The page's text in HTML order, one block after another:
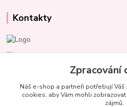
Kontakty
Marcela Kupková
+420 731 153 484
info@unezbednychklubicek.cz
Zpracování
Náš e-shop a partneři potřebují Váš
cookies, aby Vám mohli
zájmů.